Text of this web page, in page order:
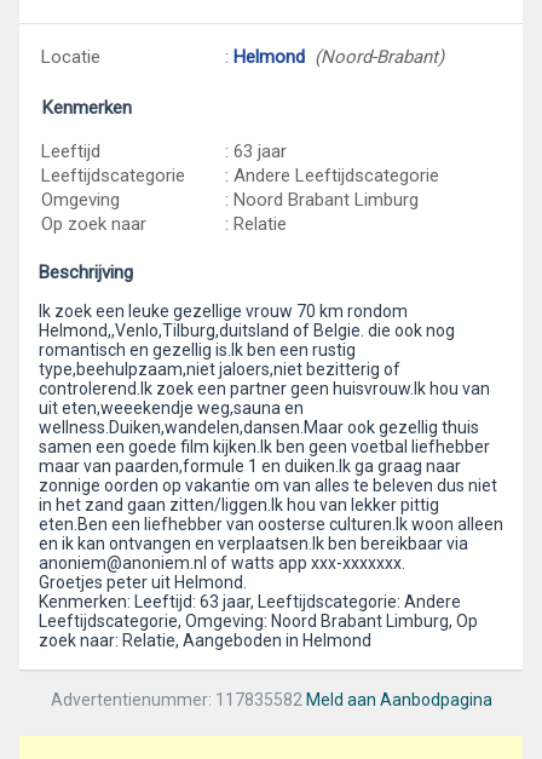
Locatie : Helmond (Noord-Brabant)
Kenmerken
Leeftijd
: 63 jaar
Leeftijdscategorie
: Andere Leeftijdscategorie
Omgeving
: Noord Brabant Limburg
Op zoek naar
: Relatie
Beschrijving
Ik zoek een leuke gezellige vrouw 70 km rondom
Helmond,,Venlo,Tilburg,duitsland of Belgie. die ook nog
romantisch en gezellig is.Ik ben een rustig
type,beehulpzaam,niet jaloers,niet bezitterig of
controlerend.Ik zoek een partner geen huisvrouw.Ik hou van
uit eten,weeekendje weg,sauna en
wellness.Duiken,wandelen,dansen.Maar ook gezellig thuis
samen een goede film kijken.Ik ben geen voetbal liefhebber
maar van paarden,formule 1 en duiken.Ik ga graag naar
zonnige oorden op vakantie om van alles te beleven dus niet
in het zand gaan zitten/liggen.Ik hou van lekker pittig
eten.Ben een liefhebber van oosterse culturen.Ik woon alleen
en ik kan ontvangen en verplaatsen.Ik ben bereikbaar via
anoniem@anoniem.nl of watts app xxx-xxxxxxx.
Groetjes peter uit Helmond.
Kenmerken: Leeftijd: 63 jaar, Leeftijdscategorie: Andere
Leeftijdscategorie, Omgeving: Noord Brabant Limburg, Op
zoek naar: Relatie, Aangeboden in Helmond
Advertentienummer: 117835582 Meld aan Aanbodpagina